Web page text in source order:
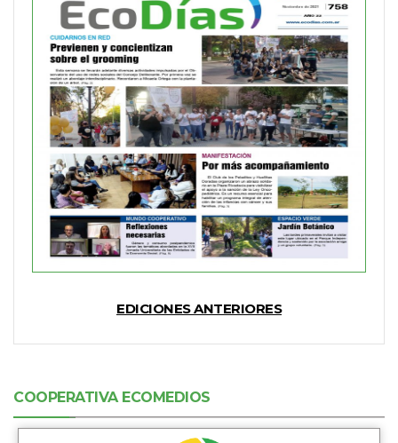
EDICIONES ANTERIORES
COOPERATIVA ECOMEDIOS